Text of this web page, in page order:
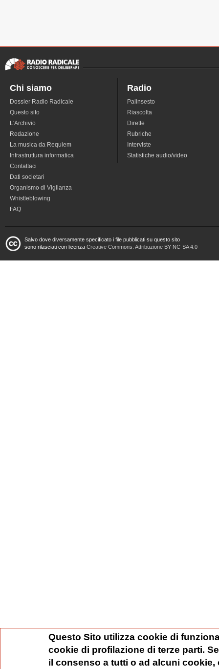
Chi siamo
Dossier Radio Radicale
Questo sito
L'Archivio
Redazione
La musica da Requiem
Infrastruttura informatica
Contattaci
Dati societari
Organismo di Vigilanza
Whistleblowing
FAQ
Radio
Palinsesto
Riascolta
Dirette
Rubriche
Interviste
Statistiche audio/video
Salvo dove diversamente specificato i file pubblicati su questo sito
sono rilasciati con licenza Creative Commons: Attribuzione BY-NC-SA 4.0
Questo Sito utilizza cookie di
cookie di profilazione di terze parti.
il consenso a tutti o ad alcuni